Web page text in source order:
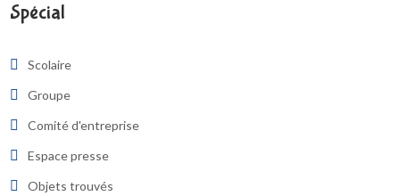
Spécial
Scolaire
Groupe
Comité d'entreprise
Espace presse
Objets trouvés